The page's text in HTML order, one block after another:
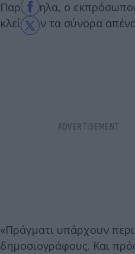
Παράλληλα, ο
κλείσουν τα σύνορα
«Πράγματι υπάρχουν
δημοσιογράφους. Και